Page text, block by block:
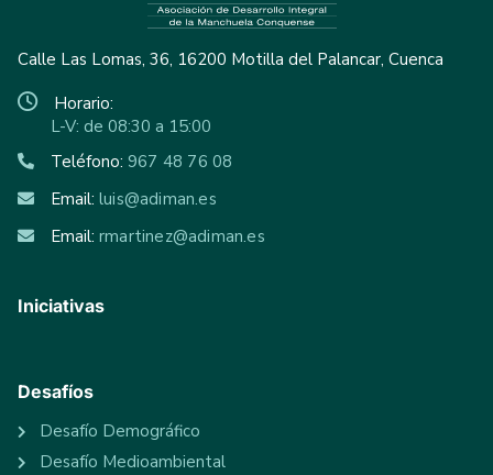
Calle Las Lomas, 36, 16200 Motilla del Palancar, Cuenca
Horario:
L-V: de 08:30 a 15:00
Teléfono: 967 48 76 08
Email: luis@adiman.es
Email: rmartinez@adiman.es
Iniciativas
Desafíos
Desafío Demográfico
Desafío Medioambiental